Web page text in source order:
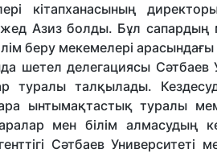
кітапханасының
Азиз болды. Бұл сапардың
беру мекемелері арасындағы
шетел делегациясы Сәтбаев
туралы талқылады.
ынтымақтастық туралы
мен білім
Сәтбаев